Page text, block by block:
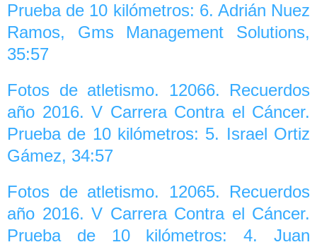
Prueba de 10 kilómetros: 6. Adrián Nuez
Ramos, Gms Management Solutions,
35:57
Fotos de atletismo. 12066. Recuerdos
año 2016. V Carrera Contra el Cáncer.
Prueba de 10 kilómetros: 5. Israel Ortiz
Gámez, 34:57
Fotos de atletismo. 12065. Recuerdos
año 2016. V Carrera Contra el Cáncer.
Prueba de 10 kilómetros: 4. Juan